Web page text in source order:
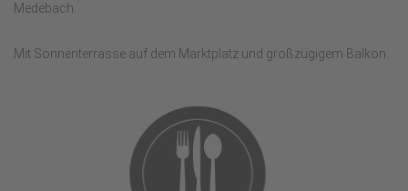
Medebach.
Mit Sonnenterrasse auf dem Marktplatz und großzügigem Balkon.